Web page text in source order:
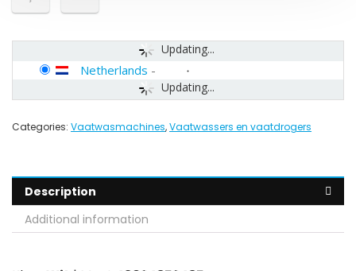
Updating...
Updating...
Netherlands -
Categories: Vaatwasmachines,Vaatwassers en vaatdrogers
Description
Additional information